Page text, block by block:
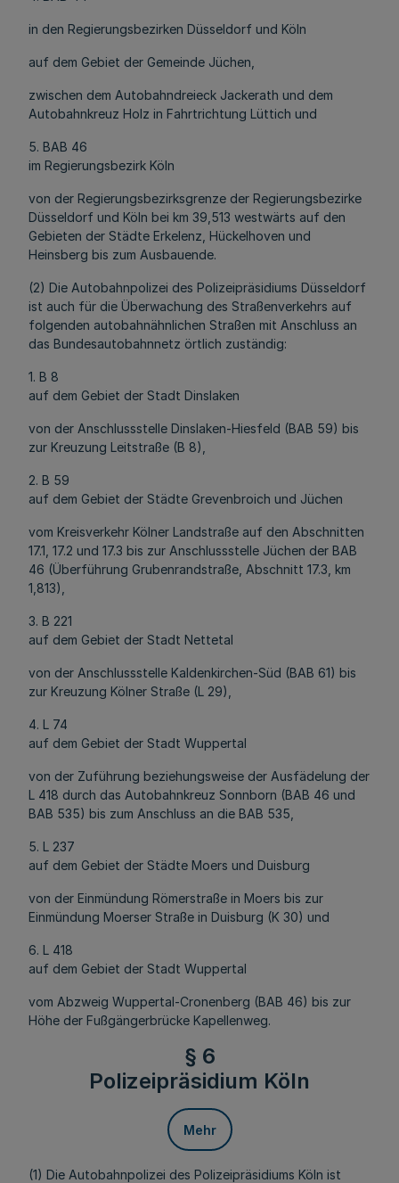
in den Regierungsbezirken Düsseldorf und Köln
auf dem Gebiet der Gemeinde Jüchen,
zwischen dem Autobahndreieck Jackerath und dem
Autobahnkreuz Holz in Fahrtrichtung Lüttich und
5. BAB 46
im Regierungsbezirk Köln
von der Regierungsbezirksgrenze der Regierungsbezirke
Düsseldorf und Köln bei km 39,513 westwärts auf den
Gebieten der Städte Erkelenz, Hückelhoven und
Heinsberg bis zum Ausbauende.
(2) Die Autobahnpolizei des Polizeipräsidiums Düsseldorf
ist auch für die Überwachung des Straßenverkehrs auf
folgenden autobahnähnlichen Straßen mit Anschluss an
das Bundesautobahnnetz örtlich zuständig:
1. B 8
auf dem Gebiet der Stadt Dinslaken
von der Anschlussstelle Dinslaken-Hiesfeld (BAB 59) bis
zur Kreuzung Leitstraße (B 8),
2. B 59
auf dem Gebiet der Städte Grevenbroich und Jüchen
vom Kreisverkehr Kölner Landstraße auf den Abschnitten
17.1, 17.2 und 17.3 bis zur Anschlussstelle Jüchen der BAB
46 (Überführung Grubenrandstraße, Abschnitt 17.3, km
1,813),
3. B 221
auf dem Gebiet der Stadt Nettetal
von der Anschlussstelle Kaldenkirchen-Süd (BAB 61) bis
zur Kreuzung Kölner Straße (L 29),
4. L 74
auf dem Gebiet der Stadt Wuppertal
von der Zuführung beziehungsweise der Ausfädelung der
L 418 durch das Autobahnkreuz Sonnborn (BAB 46 und
BAB 535) bis zum Anschluss an die BAB 535,
5. L 237
auf dem Gebiet der Städte Moers und Duisburg
von der Einmündung Römerstraße in Moers bis zur
Einmündung Moerser Straße in Duisburg (K 30) und
6. L 418
auf dem Gebiet der Stadt Wuppertal
vom Abzweig Wuppertal-Cronenberg (BAB 46) bis zur
Höhe der Fußgängerbrücke Kapellenweg.
§ 6
Polizeipräsidium Köln
Mehr
(1) Die Autobahnpolizei des Polizeipräsidiums Köln ist